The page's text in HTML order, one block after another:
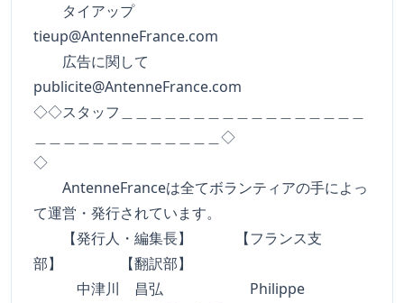
タイアップ
tieup@AntenneFrance.com
広告に関して
publicite@AntenneFrance.com
◇◇スタッフ＿＿＿＿＿＿＿＿＿＿＿＿＿＿＿＿＿
＿＿＿＿＿＿＿＿＿＿＿＿＿◇
◇
AntenneFranceは全てボランティアの手によっ
て運営・発行されています。
【発行人・編集長】 【フランス支
部】 【翻訳部】
中津川 昌弘 Philippe